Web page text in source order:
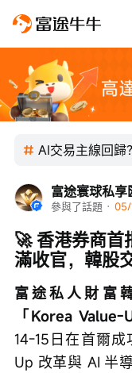
AI交易主線回歸
富途寰球私享
參與了話題 ·
🚀 香港券商首
滿收官，韓股
富途私人財富
「Korea
14-15日在首爾
Up 改革與 AI 半